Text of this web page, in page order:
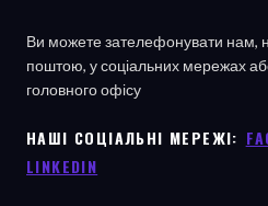
Ви можете зателефонувати нам,
поштою, у соціальних мережах
головного офісу
НАШІ СОЦІАЛЬНІ МЕРЕЖІ: ㅤ
LINKEDIN